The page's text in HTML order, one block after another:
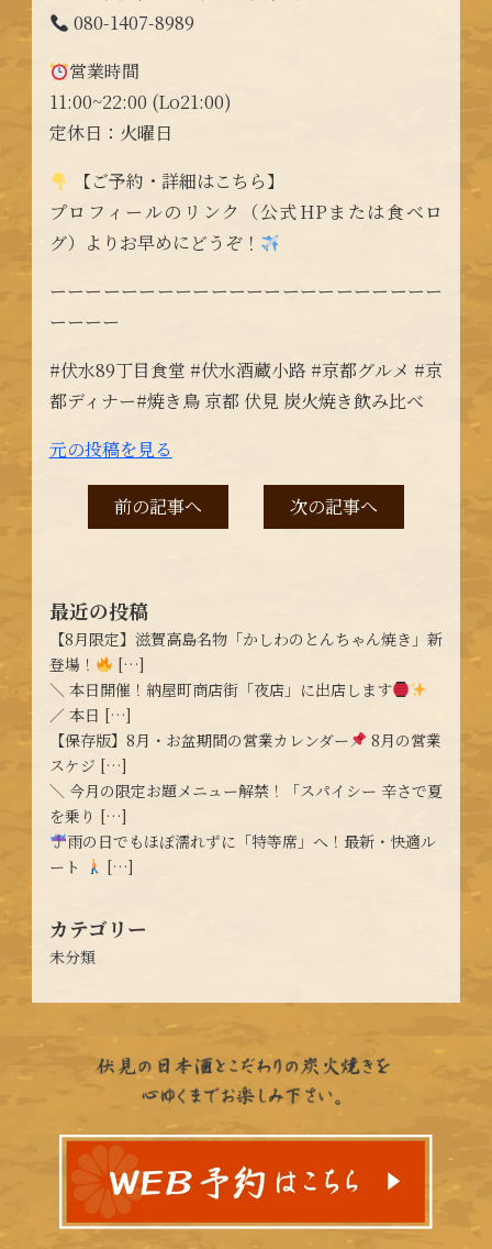
080-1407-8989
営業時間
11:00~22:00 (Lo21:00)
定休日：火曜日
【ご予約・詳細はこちら】
プロフィールのリンク（公式HPまたは食べロ
グ）よりお早めにどうぞ！
ーーーーーーーーーーーーーーーーーーーーーー
ーーーー
#伏水89丁目食堂 #伏水酒蔵小路 #京都グルメ #京
都ディナー#焼き鳥 京都 伏見 炭火焼き飲み比べ
元の投稿を見る
前の記事へ 次の記事へ
最近の投稿
【8月限定】滋賀高島名物「かしわのとんちゃん焼き」新
登場！
[…]
＼ 本日開催！納屋町商店街「夜店」に出店します
／ 本日 […]
【保存版】8月・お盆期間の営業カレンダー
8月の営業
スケジ […]
＼ 今月の限定お題メニュー解禁！「スパイシー 辛さで夏
を乗り […]
雨の日でもほぼ濡れずに「特等席」へ！最新・快適ル
ート
[…]
カテゴリー
未分類